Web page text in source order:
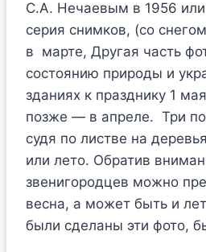
С.А. Нечаевым в 1956 или
серия снимков, (со
в марте, Другая часть
состоянию природы и
зданиях к празднику 1
позже — в апреле. Три
судя по листве на
или лето. Обратив
звенигородцев можно
весна, а может быть и
были сделаны эти фото,